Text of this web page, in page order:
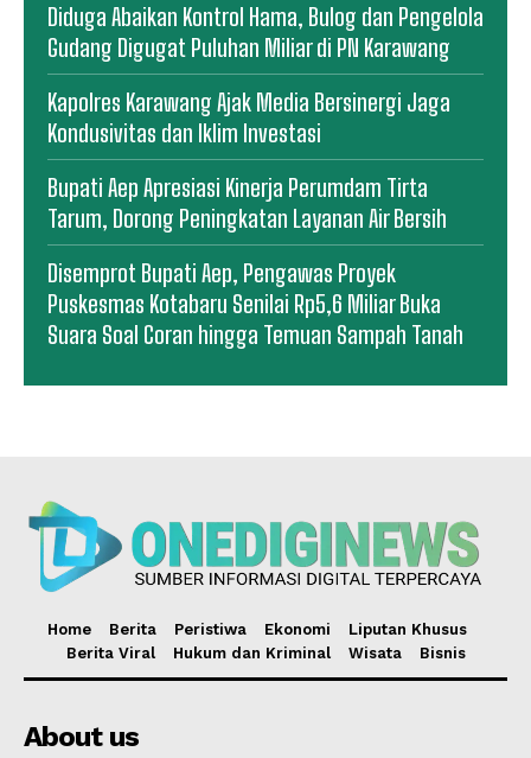
Diduga Abaikan Kontrol Hama, Bulog dan Pengelola
Gudang Digugat Puluhan Miliar di PN Karawang
Kapolres Karawang Ajak Media Bersinergi Jaga
Kondusivitas dan Iklim Investasi
Bupati Aep Apresiasi Kinerja Perumdam Tirta
Tarum, Dorong Peningkatan Layanan Air Bersih
Disemprot Bupati Aep, Pengawas Proyek
Puskesmas Kotabaru Senilai Rp5,6 Miliar Buka
Suara Soal Coran hingga Temuan Sampah Tanah
Home Berita Peristiwa Ekonomi
Liputan Khusus
Berita Viral
Hukum dan Kriminal Wisata Bisnis
About us